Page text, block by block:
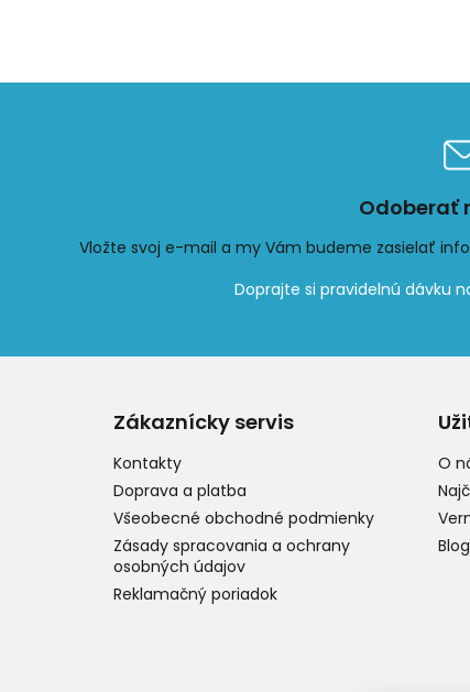
Odoberať
Vložte svoj e-mail a my Vám budeme zasielať
Zákaznícky servis
Kontakty
Doprava a platba
Všeobecné obchodné podmienky
Zásady spracovania a ochrany
osobných údajov
Reklamačný poriadok
O
Blog